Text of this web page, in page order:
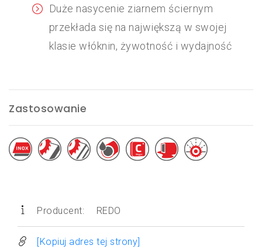
Duże nasycenie ziarnem ściernym
przekłada się na największą w swojej
klasie włóknin, żywotność i wydajność
Zastosowanie
Producent: REDO
[Kopiuj adres tej strony]